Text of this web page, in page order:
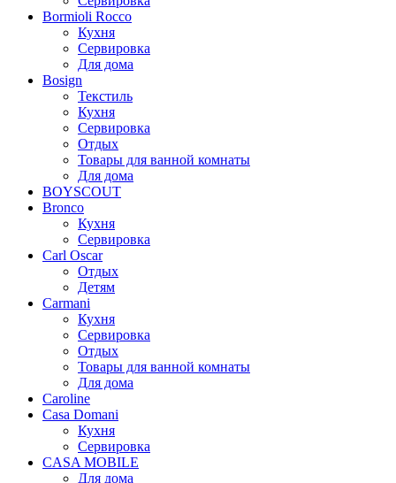
Bormioli Rocco
Кухня
Сервировка
Для дома
Bosign
Текстиль
Кухня
Сервировка
Отдых
Товары для ванной комнаты
Для дома
BOYSCOUT
Bronco
Кухня
Сервировка
Carl Oscar
Отдых
Детям
Carmani
Кухня
Сервировка
Отдых
Товары для ванной комнаты
Для дома
Caroline
Casa Domani
Кухня
Сервировка
CASA MOBILE
Для дома